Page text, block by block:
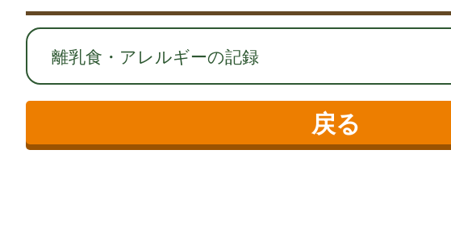
離乳食・アレルギーの記録
戻る